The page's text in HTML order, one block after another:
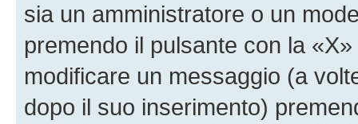
sia un amministratore o un
premendo il pulsante con la
modificare un messaggio (a
dopo il suo inserimento)